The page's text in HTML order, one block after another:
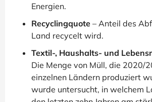
Energien.
Recyclingquote – Anteil des
Land recycelt wird.
Textil-, Haushalts- und
Die Menge von Müll, die 2020/
einzelnen Ländern produziert
wurde untersucht, in welchem